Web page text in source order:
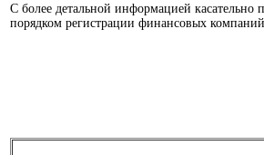
С более детальной информацией касательно
порядком регистрации финансовых